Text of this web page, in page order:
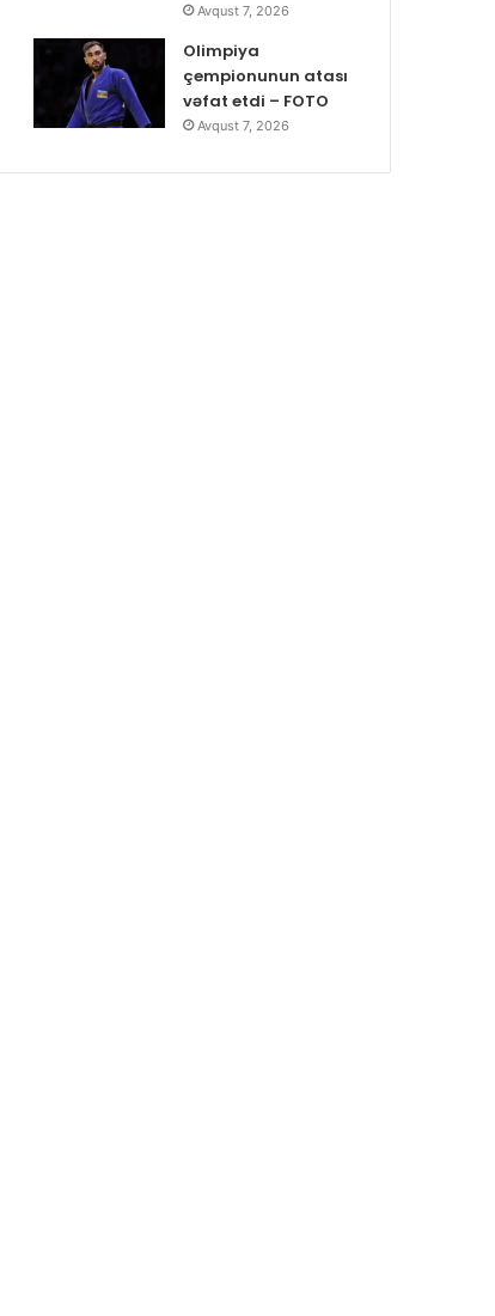
Avqust 7, 2026
Olimpiya
çempionunun atası
vəfat etdi – FOTO
Avqust 7, 2026